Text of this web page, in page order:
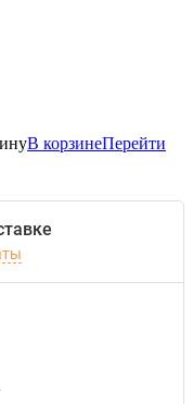
В корзинеПерейти